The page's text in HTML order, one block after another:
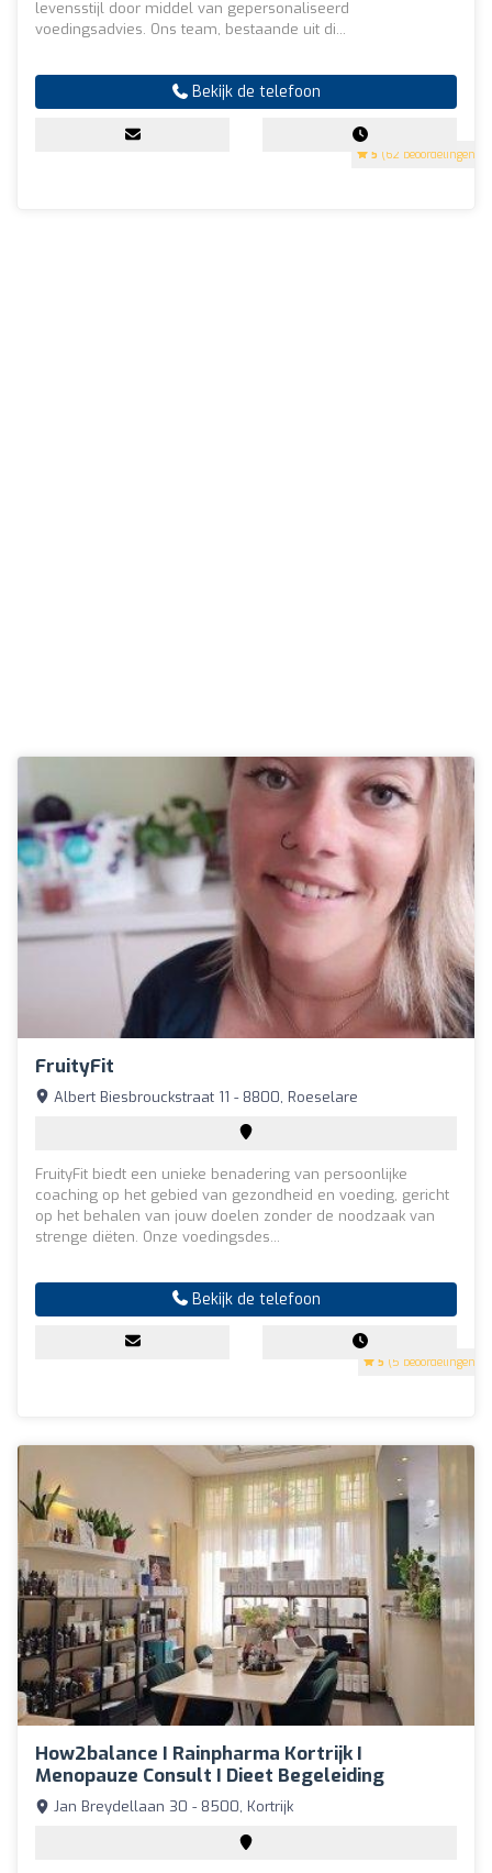
5 (62 beoordelingen)
levensstijl door middel van gepersonaliseerd
voedingsadvies. Ons team, bestaande uit di...
Bekijk de telefoon
FruityFit
5 (5 beoordelingen)
Albert Biesbrouckstraat 11 - 8800, Roeselare
FruityFit biedt een unieke benadering van persoonlijke
coaching op het gebied van gezondheid en voeding, gericht
op het behalen van jouw doelen zonder de noodzaak van
strenge diëten. Onze voedingsdes...
Bekijk de telefoon
How2balance I Rainpharma Kortrijk I
Menopauze Consult I Dieet Begeleiding
Jan Breydellaan 30 - 8500, Kortrijk